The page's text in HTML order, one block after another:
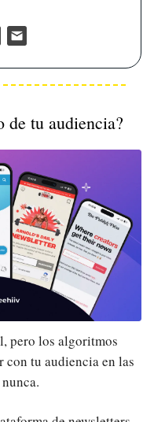
de tu audiencia?
pero los algoritmos
con tu audiencia en las